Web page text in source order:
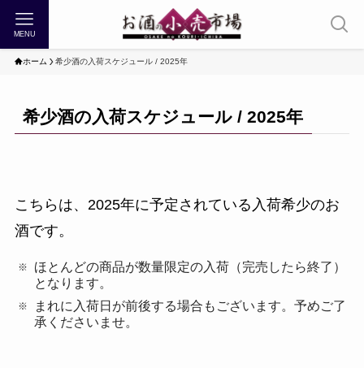
MENU
ホーム 希少酒の入荷スケジュール / 2025年
希少酒の入荷スケジュール / 2025年
こちらは、2025年に予定されている入荷希少のお
酒です。
ほとんどの商品が数量限定の入荷（完売したら終了）
となります。
まれに入荷日が前後する場合もございます。予めご了
承くださいませ。